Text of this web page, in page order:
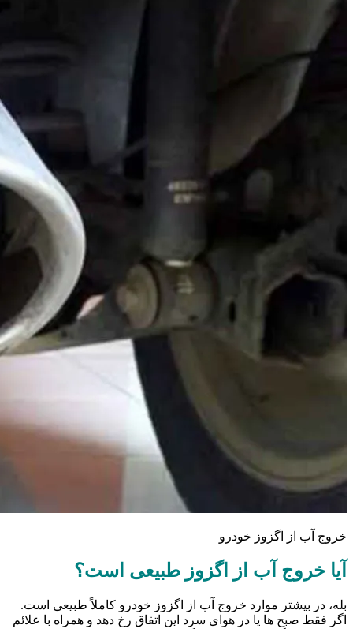
خروج آب از اگزوز خودرو
آیا خروج آب از اگزوز طبیعی است؟
بله، در بیشتر موارد خروج آب از اگزوز خودرو کاملاً طبیعی است.
اگر فقط صبح ها یا در هوای سرد این اتفاق رخ دهد و همراه با علائم